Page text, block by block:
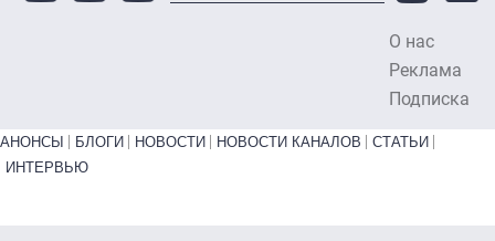
О нас
Реклама
Подписка
Primary links bottom
АНОНСЫ БЛОГИ НОВОСТИ НОВОСТИ КАНАЛОВ
СТАТЬИ
ИНТЕРВЬЮ